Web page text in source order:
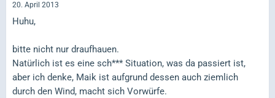
20. April 2013
Huhu,
bitte nicht nur draufhauen.
Natürlich ist es eine sch*** Situation, was da passiert ist,
aber ich denke, Maik ist aufgrund dessen auch ziemlich
durch den Wind, macht sich Vorwürfe.